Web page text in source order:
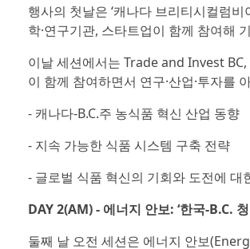
행사의 첫날은 ‘캐나다 브리티시컬럼
학·연구기관, 스타트업이 함께 참여해
이날 세션에서는 Trade and Invest
이 함께 참여하면서 연구·산업·투자를
- 캐나다-B.C.주 농식품 혁신 산업 동향
- 지속 가능한 식품 시스템 구축 전략
- 글로벌 식품 혁신의 기회와 도전에 대
DAY 2(AM) - 에너지 안보: ‘한국-B.C.
둘째 날 오전 세션은 에너지 안보